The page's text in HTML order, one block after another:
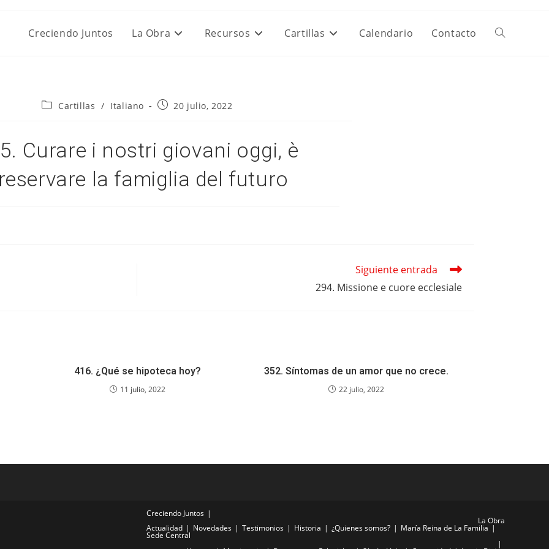
Creciendo Juntos La Obra Recursos Cartillas Calendario Contacto Alternar
Categoría
Cartillas / Italiano
Publicación
20 julio, 2022
Curare i nostri giovani oggi, è
la famiglia del futuro
Siguiente entrada
294. Missione e cuore ecclesiale
416. ¿Qué se hipoteca hoy?
11 julio, 2022
352. Síntomas de un amor que no crece.
22 julio, 2022
Creciendo Juntos
La Obra
Actualidad Novedades Testimonios Historia ¿Quienes somos? María Reina de La Familia
Sede Central